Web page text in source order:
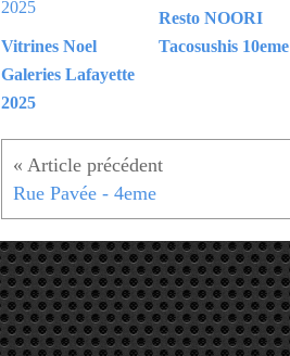
Vitrines Noel
Galeries Lafayette
2025
Resto NOORI
Tacosushis 10eme
Rue Pavée - 4eme